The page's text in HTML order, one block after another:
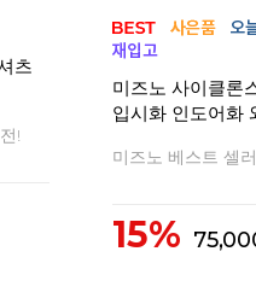
츠
!
미즈노 사이클론
입시화 인도어화
미즈노 베스트 셀
15%